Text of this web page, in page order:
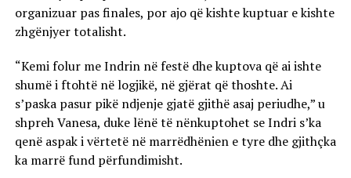
organizuar pas finales, por ajo që kishte kuptuar e kishte
zhgënjyer totalisht.
“Kemi folur me Indrin në festë dhe kuptova që ai ishte
shumë i ftohtë në logjikë, në gjërat që thoshte. Ai
s’paska pasur pikë ndjenje gjatë gjithë asaj periudhe,” u
shpreh Vanesa, duke lënë të nënkuptohet se Indri s’ka
qenë aspak i vërtetë në marrëdhënien e tyre dhe gjithçka
ka marrë fund përfundimisht.